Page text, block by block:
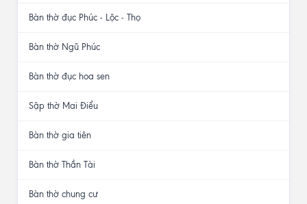
Bàn thờ đục Phúc - Lộc - Thọ
Bàn thờ Ngũ Phúc
Bàn thờ đục hoa sen
Sập thờ Mai Điểu
Bàn thờ gia tiên
Bàn thờ Thần Tài
Bàn thờ chung cư